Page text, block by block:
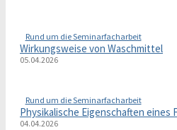
Rund um die Seminarfacharbeit
Wirkungsweise von Waschmittel
05.04.2026
Rund um die Seminarfacharbeit
Physikalische Eigenschaften eines
04.04.2026